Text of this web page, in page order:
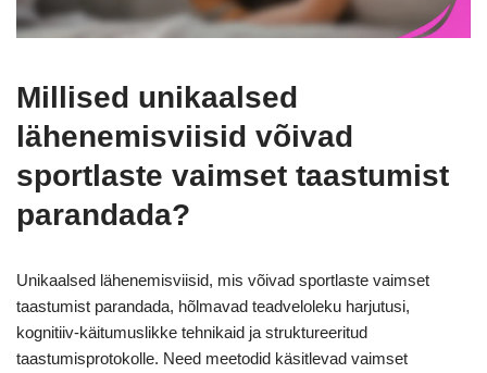
Millised unikaalsed
lähenemisviisid võivad
sportlaste vaimset taastumist
parandada?
Unikaalsed lähenemisviisid, mis võivad sportlaste vaimset
taastumist parandada, hõlmavad teadveloleku harjutusi,
kognitiiv-käitumuslikke tehnikaid ja struktureeritud
taastumisprotokolle. Need meetodid käsitlevad vaimset